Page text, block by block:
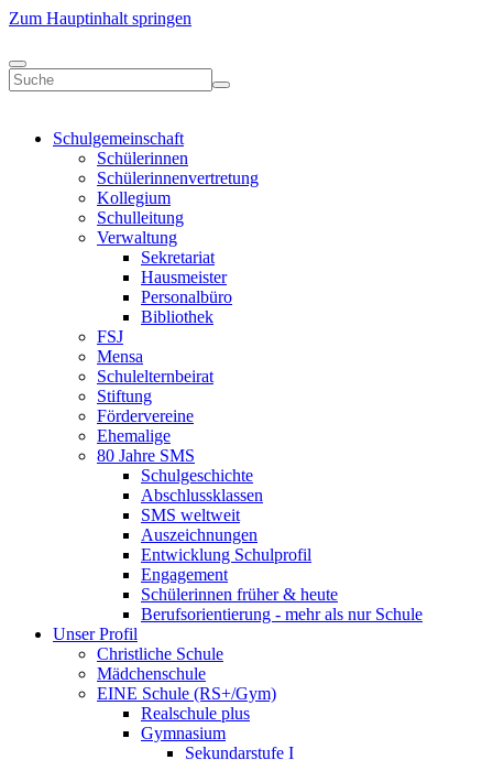
Zum Hauptinhalt springen
Schulgemeinschaft
Schülerinnen
Schülerinnenvertretung
Kollegium
Schulleitung
Verwaltung
Sekretariat
Hausmeister
Personalbüro
Bibliothek
FSJ
Mensa
Schulelternbeirat
Stiftung
Fördervereine
Ehemalige
80 Jahre SMS
Schulgeschichte
Abschlussklassen
SMS weltweit
Auszeichnungen
Entwicklung Schulprofil
Engagement
Schülerinnen früher & heute
Berufsorientierung - mehr als nur Schule
Unser Profil
Christliche Schule
Mädchenschule
EINE Schule (RS+/Gym)
Realschule plus
Gymnasium
Sekundarstufe I